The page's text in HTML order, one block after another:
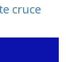
cruce